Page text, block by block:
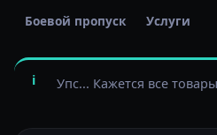
Боевой пропуск
Услуги
Упс... Кажется все